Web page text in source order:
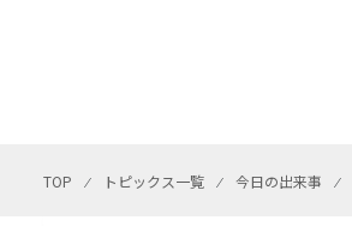
TOP ⁄ トピックス一覧 ⁄ 今日の出来事 ⁄